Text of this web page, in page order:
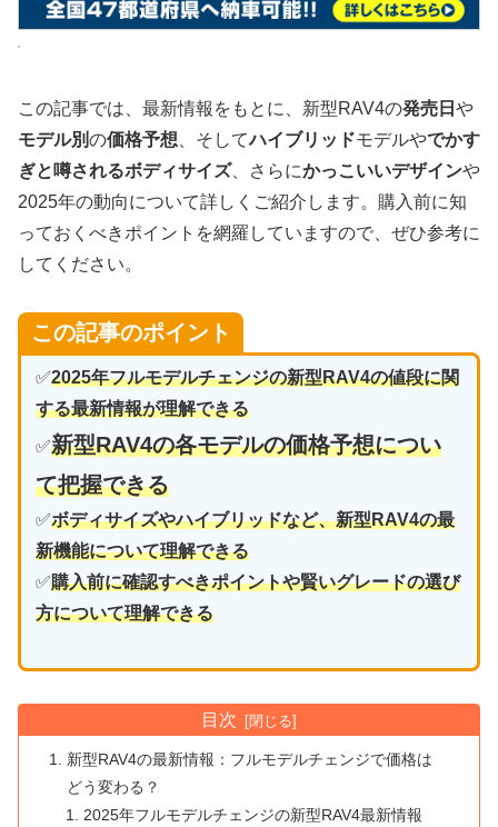
この記事では、最新情報をもとに、新型RAV4の発売日 や
モデル別の価格予想 、そしてハイブリッドモデルやでかす
ぎと噂されるボディサイズ、さらにかっこいいデザインや
2025年の動向について詳しくご紹介します。購入前に知
っておくべきポイントを網羅していますので、ぜひ参考に
してください。
この記事のポイント
✅2025年フルモデルチェンジの新型RAV4の値段に関
する最新情報が理解できる
✅新型RAV4の各モデルの価格予想につい
て把握できる
✅ボディサイズやハイブリッドなど、新型RAV4の最
新機能について理解できる
✅購入前に確認すべきポイントや賢いグレードの選び
方について理解できる
目次
新型RAV4の最新情報：フルモデルチェンジで価格は
どう変わる？
2025年フルモデルチェンジの新型RAV4最新情報